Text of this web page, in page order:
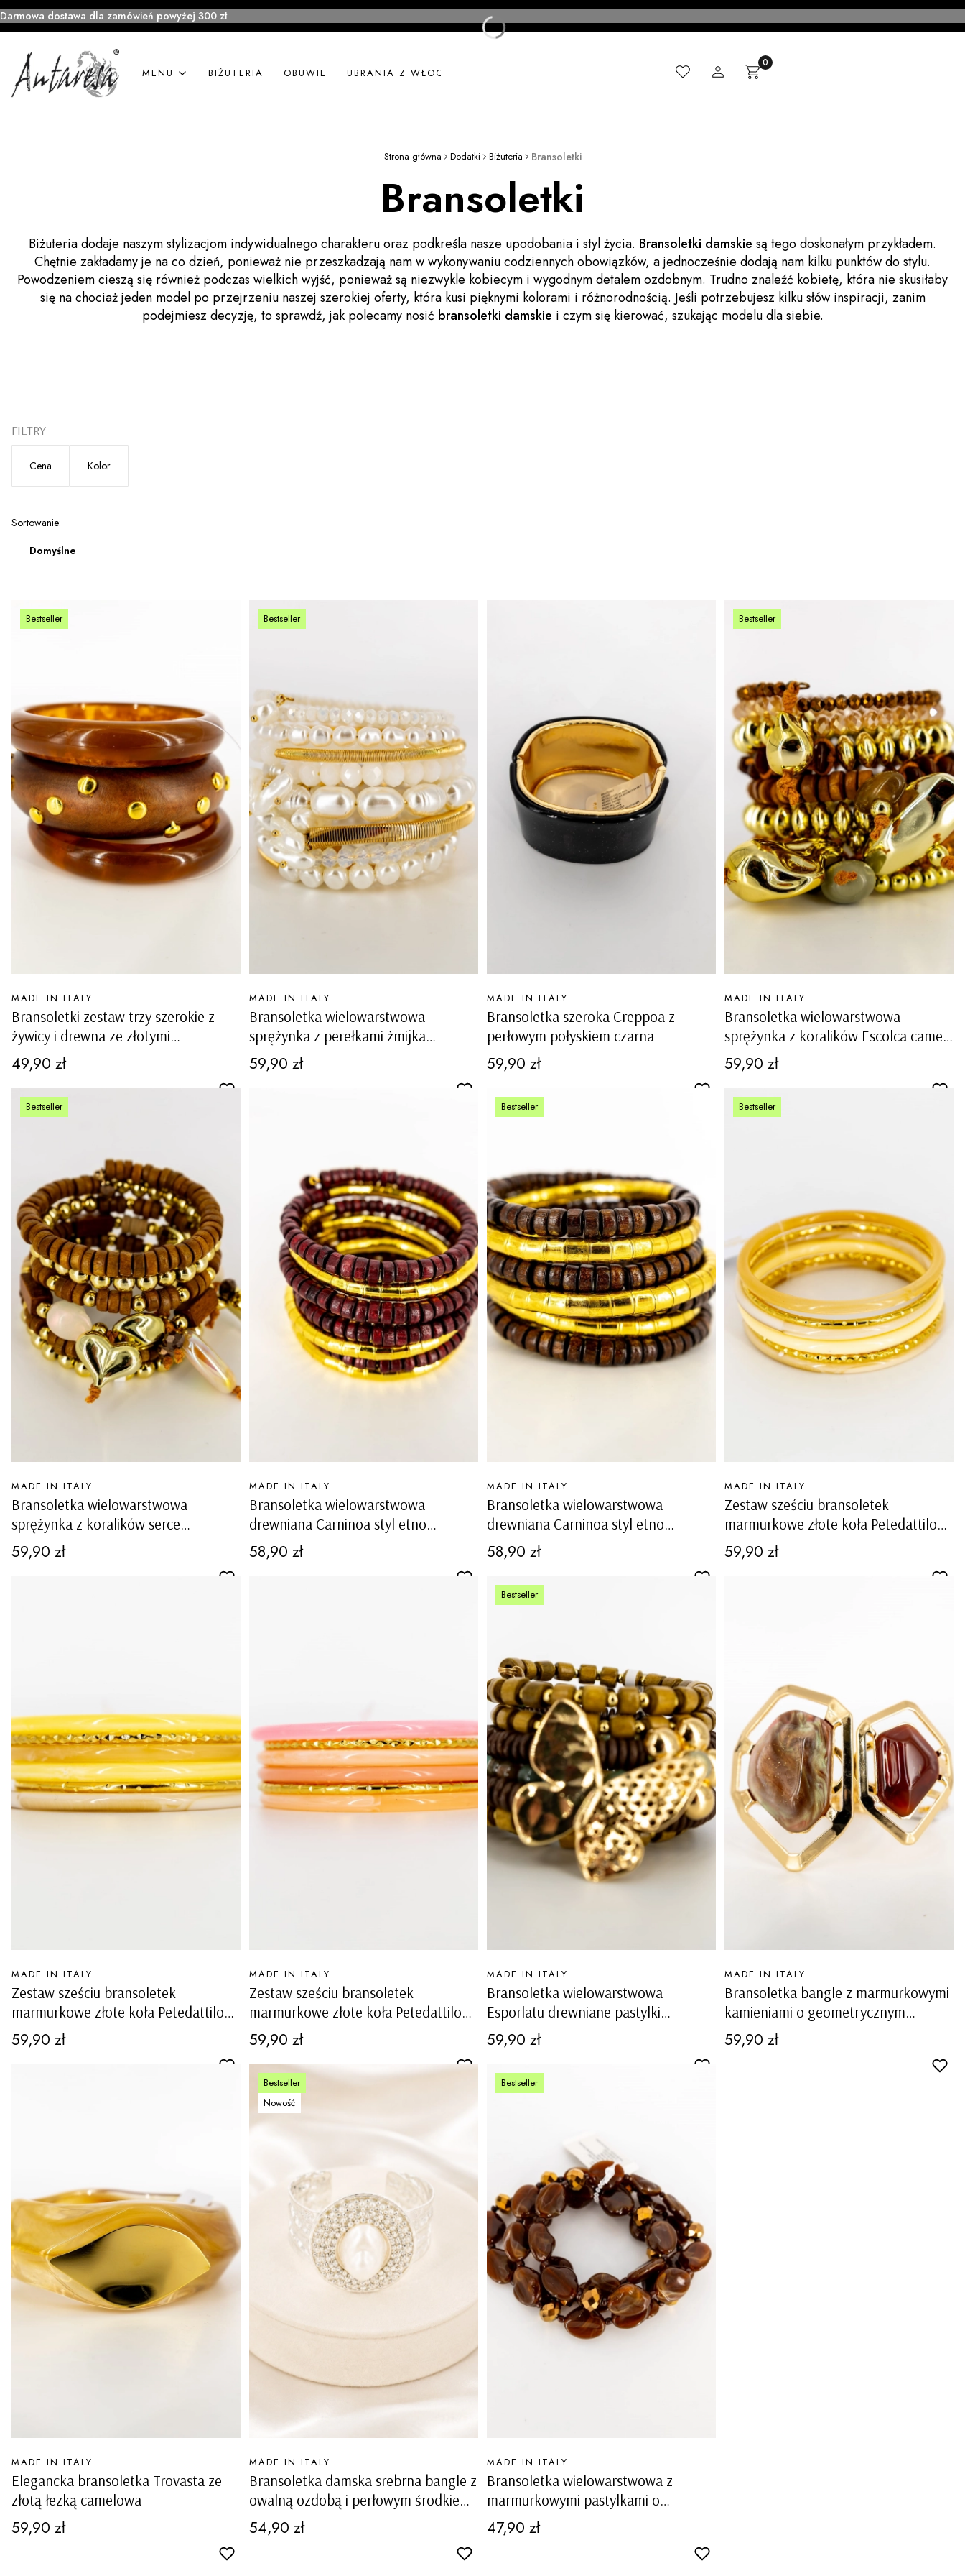
Darmowa dostawa dla zamówień powyżej 300 zł
MENU BIŻUTERIA OBUWIE UBRANIA Z WŁOCH MADE IN ITALY
UlubioneZaloguj sięProdukty w koszyku: 0. Zobacz szczegóły
Koszyk
Strona główna Dodatki Biżuteria Bransoletki
Bransoletki
Biżuteria dodaje naszym stylizacjom indywidualnego charakteru oraz podkreśla nasze upodobania i styl życia. Bransoletki damskie są tego doskonałym przykładem.
Chętnie zakładamy je na co dzień, ponieważ nie przeszkadzają nam w wykonywaniu codziennych obowiązków, a jednocześnie dodają nam kilku punktów do stylu.
Powodzeniem cieszą się również podczas wielkich wyjść, ponieważ są niezwykle kobiecym i wygodnym detalem ozdobnym. Trudno znaleźć kobietę, która nie skusiłaby
się na chociaż jeden model po przejrzeniu naszej szerokiej oferty, która kusi pięknymi kolorami i różnorodnością. Jeśli potrzebujesz kilku słów inspiracji, zanim
podejmiesz decyzję, to sprawdź, jak polecamy nosić bransoletki damskie i czym się kierować, szukając modelu dla siebie.
FILTRY
Cena Kolor
Lista produktów
Sortowanie:
Domyślne
Bestseller
Bransoletki zestaw trzy szerokie z
żywicy i drewna ze złotymi
zdobieniami Cerchiara brązowe
PRODUCENT
MADE IN ITALY
Cena
49,90 zł
Bestseller
Bransoletka wielowarstwowa
sprężynka z perełkami żmijka
Valmarinoa perłowa ze złotym
PRODUCENT
MADE IN ITALY
Cena
59,90 zł
Bransoletka szeroka Creppoa z
perłowym połyskiem czarna
PRODUCENT
MADE IN ITALY
Cena
59,90 zł
Bestseller
Bransoletka wielowarstwowa
sprężynka z koralików Escolca camel
ze złotym
PRODUCENT
MADE IN ITALY
Cena
59,90 zł
Bestseller
Bransoletka wielowarstwowa
sprężynka z koralików serce
Sanminiatoa camel ze złotym
PRODUCENT
MADE IN ITALY
Cena
59,90 zł
Bransoletka wielowarstwowa
drewniana Carninoa styl etno
bordowo-złota
PRODUCENT
MADE IN ITALY
Cena
58,90 zł
Bestseller
Bransoletka wielowarstwowa
drewniana Carninoa styl etno
brązowo-złota
PRODUCENT
MADE IN ITALY
Cena
58,90 zł
Bestseller
Zestaw sześciu bransoletek
marmurkowe złote koła Petedattilo
beżowe
PRODUCENT
MADE IN ITALY
Cena
59,90 zł
Zestaw sześciu bransoletek
marmurkowe złote koła Petedattilo
pastelowo żółte
PRODUCENT
MADE IN ITALY
Cena
59,90 zł
Zestaw sześciu bransoletek
marmurkowe złote koła Petedattilo
pastelowy róż
PRODUCENT
MADE IN ITALY
Cena
59,90 zł
Bestseller
Bransoletka wielowarstwowa
Esporlatu drewniane pastylki
przeplatane złotymi koralikami z
marmurkowymi wielokolorowymi
kamykami i ozdobnym motylkiem i
kwiatem sprężynka brązowa
PRODUCENT
MADE IN ITALY
Cena
59,90 zł
Bransoletka bangle z marmurkowymi
kamieniami o geometrycznym
kształcie Castelluzzo złoto brązowa
PRODUCENT
MADE IN ITALY
Cena
59,90 zł
Elegancka bransoletka Trovasta ze
złotą łezką camelowa
PRODUCENT
MADE IN ITALY
Cena
59,90 zł
Bestseller
Nowość
Bransoletka damska srebrna bangle z
owalną ozdobą i perłowym środkiem
z błyszczącymi zdobieniami elegancka
szeroka Perloz
PRODUCENT
MADE IN ITALY
Cena
54,90 zł
Bestseller
Bransoletka wielowarstwowa z
marmurkowymi pastylkami o
nieregularnym kształcie i
połyskującymi fasetowanymi
PRODUCENT
MADE IN ITALY
Cena
47,90 zł